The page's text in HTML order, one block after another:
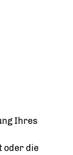
Ihres
oder die